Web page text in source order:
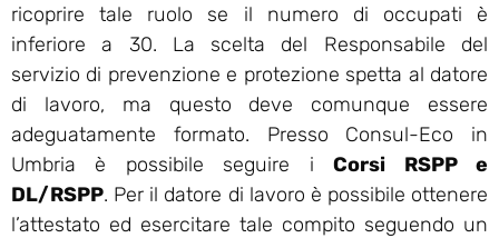
ricoprire tale ruolo se il numero di occupati è
inferiore a 30. La scelta del Responsabile del
servizio di prevenzione e protezione spetta al datore
di lavoro, ma questo deve comunque essere
adeguatamente formato. Presso Consul-Eco in
Umbria è possibile seguire iCorsi RSPP e
DL/RSPP. Per il datore di lavoro è possibile ottenere
l’attestato ed esercitare tale compito seguendo un